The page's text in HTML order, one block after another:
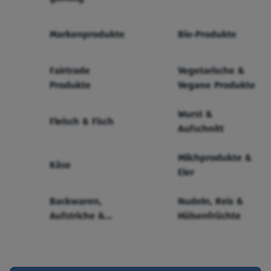
Markenprodukte Bio-Produkte
Fairtrade
Produkte
Vegetarische &
Vegane Produkte
Fleisch & Fisch
Wurst &
Aufschnitt
Käse
Milchprodukte &
Eier
Backwaren,
Aufstriche &
Nudeln, Reis &
Hülsenfrüchte